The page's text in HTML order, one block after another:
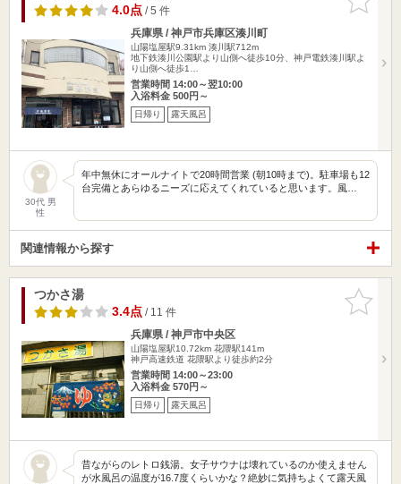
りに追加
4.0点/ 5 件
兵庫県 / 神戸市兵庫区湊川町
山陽塩屋駅9.31km 湊川駅712m
地下鉄湊川公園駅より山側へ徒歩10分、神戸電鉄湊川駅よ
り山側へ徒歩1…
営業時間 14:00～翌10:00
入浴料金 500円～
日帰り 露天風呂
30代 男
性
年中無休にオールナイトで20時間営業 (朝10時まで)。駐車場も12
台完備とあらゆるニーズに応えてくれていると思います。風…
関連情報から探す
お気に入
りに追加
つかさ湯
3.4点/ 11 件
兵庫県 / 神戸市中央区
山陽塩屋駅10.72km 花隈駅141m
神戸高速鉄道 花隈駅より徒歩約2分
営業時間 14:00～23:00
入浴料金 570円～
日帰り 露天風呂
昔ながらのレトロ銭湯。女子サウナは壊れているのか使えません
が水風呂の温度が16.7度くらいかな？絶妙に気持ちよくて露天風